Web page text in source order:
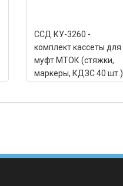
ССД КУ-3260 -
комплект кассеты для
муфт МТОК (стяжки,
маркеры, КДЗС 40 шт.)